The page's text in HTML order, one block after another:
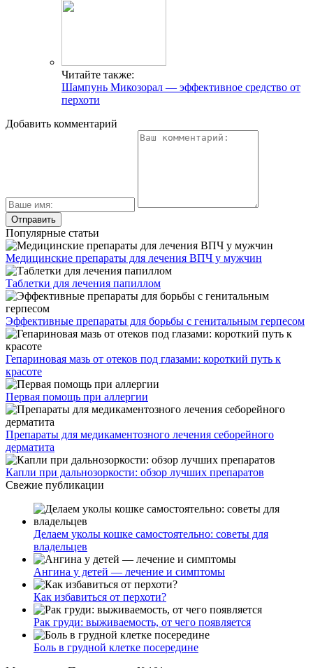
Читайте также:
Шампунь Микозорал — эффективное средство от
перхоти
Добавить комментарий
Популярные статьи
Медицинские препараты для лечения ВПЧ у мужчин
Таблетки для лечения папиллом
Эффективные препараты для борьбы с генитальным герпесом
Гепариновая мазь от отеков под глазами: короткий путь к
красоте
Первая помощь при аллергии
Препараты для медикаментозного лечения себорейного
дерматита
Капли при дальнозоркости: обзор лучших препаратов
Свежие публикации
Делаем уколы кошке самостоятельно: советы для
владельцев
Ангина у детей — лечение и симптомы
Как избавиться от перхоти?
Рак груди: выживаемость, от чего появляется
Боль в грудной клетке посередине